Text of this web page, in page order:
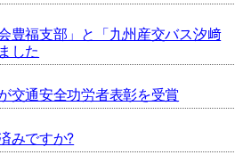
豊福支部」と「九州産交バス汐﨑
した
交通安全功労者表彰を受賞
みですか?